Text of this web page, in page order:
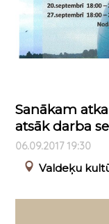
Sanākam
atsāk darba
06.09.2017 19:30
Valdeķu